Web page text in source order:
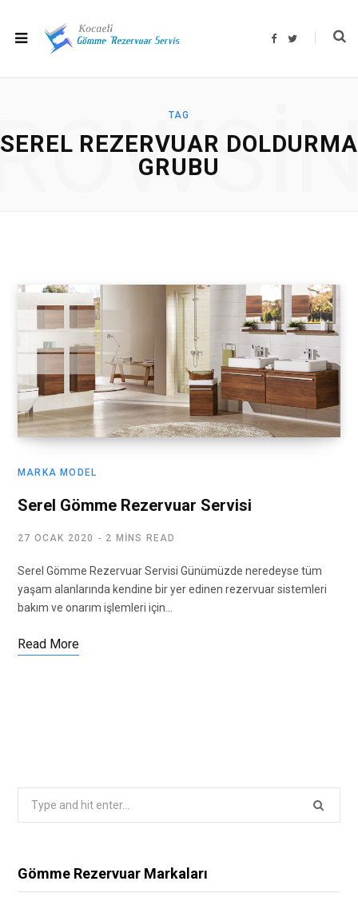
F
T
TAG
SEREL REZERVUAR DOLDURMA
GRUBU
MARKA MODEL
Serel Gömme Rezervuar Servisi
27 OCAK 2020 2 MINS READ
Serel Gömme Rezervuar Servisi Günümüzde neredeyse tüm
yaşam alanlarında kendine bir yer edinen rezervuar sistemleri
bakım ve onarım işlemleri için…
Read More
Gömme Rezervuar Markaları